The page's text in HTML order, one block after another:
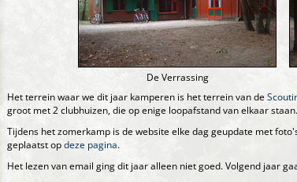
De Verrassing
Het terrein waar we dit jaar kamperen is het terrein van de
groot met 2 clubhuizen, die op enige loopafstand van elkaar staan.
Tijdens het zomerkamp is de website elke dag geupdate met
geplaatst opdeze pagina.
Het lezen van email ging dit jaar alleen niet goed. Volgend jaar